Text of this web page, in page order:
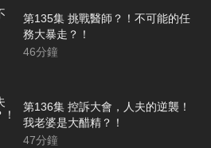
第135集 挑戰醫師？！不可能的任
務大暴走？！
46分鐘
第136集 控訴大會，人夫的逆襲！
我老婆是大醋精？！
47分鐘